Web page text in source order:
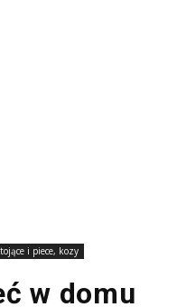
i piece, kozy
w domu